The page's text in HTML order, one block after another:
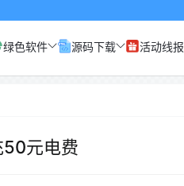
绿色软件 源码下载 活动线报
元电费